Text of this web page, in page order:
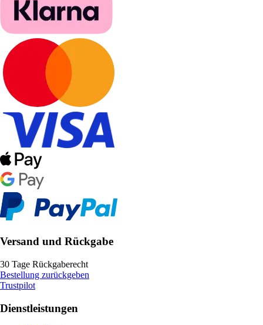
Versand und Rückgabe
30 Tage Rückgaberecht
Bestellung zurückgeben
Trustpilot
Dienstleistungen